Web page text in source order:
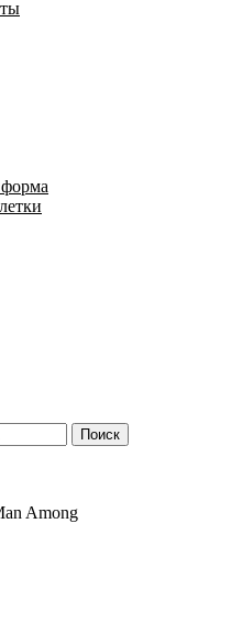
форма
Поиск
Among